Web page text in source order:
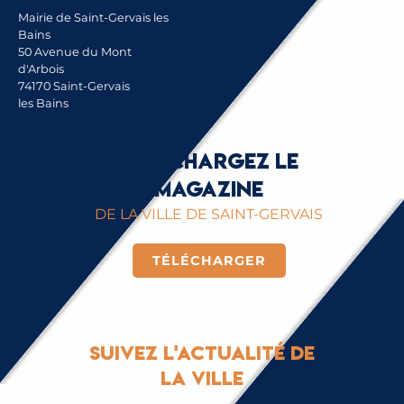
Mairie de Saint-Gervais les
Bains
50 Avenue du Mont
d'Arbois
74170 Saint-Gervais
les Bains
Téléchargez le
magazine
DE LA VILLE DE SAINT-GERVAIS
TÉLÉCHARGER
Suivez l'actualité de
la ville